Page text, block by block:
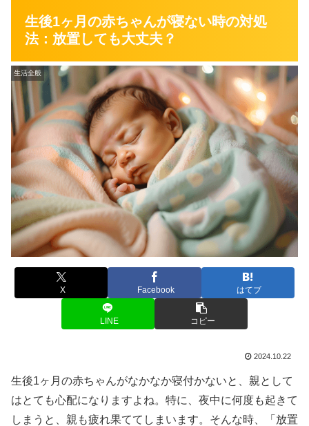
生後1ヶ月の赤ちゃんが寝ない時の対処
法：放置しても大丈夫？
生活全般
X Facebook はてブ
LINE コピー
2024.10.22
生後1ヶ月の赤ちゃんがなかなか寝付かないと、親として
はとても心配になりますよね。特に、夜中に何度も起きて
しまうと、親も疲れ果ててしまいます。そんな時、「放置